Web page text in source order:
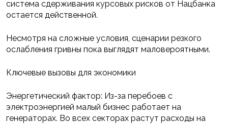
система сдерживания курсовых рисков от Нацбанка
остается действенной.
Несмотря на сложные условия, сценарии резкого
ослабления гривны пока выглядят маловероятными.
Ключевые вызовы для экономики
Энергетический фактор: Из-за перебоев с
электроэнергией малый бизнес работает на
генераторах. Во всех секторах растут расходы на